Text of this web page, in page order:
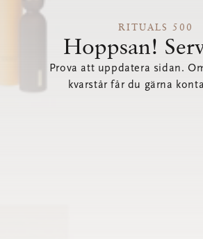
RITUALS 500
Hoppsan!
Prova att uppdatera sidan.
kvarstår får du gärna